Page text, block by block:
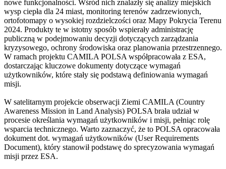
nowe funkcjonalności. Wśród nich znalazły się analizy miejskich
wysp ciepła dla 24 miast, monitoring terenów zadrzewionych,
ortofotomapy o wysokiej rozdzielczości oraz Mapy Pokrycia Terenu
2024. Produkty te w istotny sposób wspierały administrację
publiczną w podejmowaniu decyzji dotyczących zarządzania
kryzysowego, ochrony środowiska oraz planowania przestrzennego.
W ramach projektu CAMILA POLSA współpracowała z ESA,
dostarczając kluczowe dokumenty dotyczące wymagań
użytkowników, które stały się podstawą definiowania wymagań
misji.
W satelitarnym projekcie obserwacji Ziemi CAMILA (Country
Awareness Mission in Land Analysis) POLSA brała udział w
procesie określania wymagań użytkowników i misji, pełniąc rolę
wsparcia technicznego. Warto zaznaczyć, że to POLSA opracowała
dokument dot. wymagań użytkowników (User Requirements
Document), który stanowił podstawę do sprecyzowania wymagań
misji przez ESA.